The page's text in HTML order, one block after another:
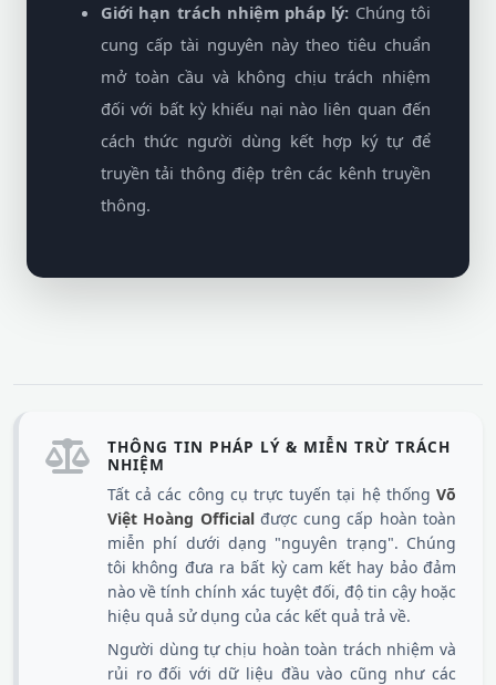
Giới hạn trách nhiệm pháp lý: Chúng tôi
cung cấp tài nguyên này theo tiêu chuẩn
mở toàn cầu và không chịu trách nhiệm
đối với bất kỳ khiếu nại nào liên quan đến
cách thức người dùng kết hợp ký tự để
truyền tải thông điệp trên các kênh truyền
thông.
THÔNG TIN PHÁP LÝ & MIỄN TRỪ TRÁCH
NHIỆM
Tất cả các công cụ trực tuyến tại hệ thống Võ
Việt Hoàng Officialđược cung cấp hoàn toàn
miễn phí dưới dạng "nguyên trạng". Chúng
tôi không đưa ra bất kỳ cam kết hay bảo đảm
nào về tính chính xác tuyệt đối, độ tin cậy hoặc
hiệu quả sử dụng của các kết quả trả về.
Người dùng tự chịu hoàn toàn trách nhiệm và
rủi ro đối với dữ liệu đầu vào cũng như các